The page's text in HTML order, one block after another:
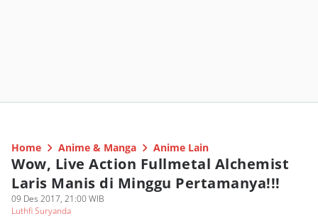
Home Anime & Manga Anime Lain
Wow, Live Action Fullmetal Alchemist
Laris Manis di Minggu Pertamanya!!!
09 Des 2017, 21:00 WIB
Luthfi Suryanda